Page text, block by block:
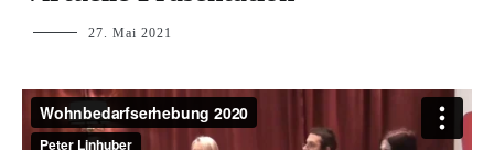
WOHNUNGSNOT
p.linhuber 27. Mai 2021